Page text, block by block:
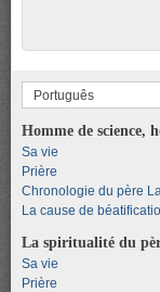
Português
Homme de science,
Sa vie
Prière
Chronologie du père
La cause de
La spiritualité du
Sa vie
Prière